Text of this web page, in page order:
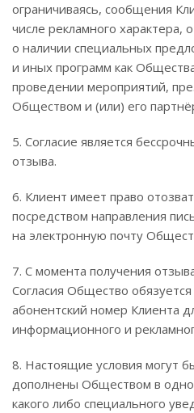
ограничиваясь, сообщения
числе рекламного
о наличии специальных
и иных программ как
проведении мероприятий,
Обществом и (или) его
5. Согласие является
отзыва.
6. Клиент имеет право
посредством направления
на электронную почту
7. С момента получения
Согласия Общество
абонентский номер Клиента
информационного и
8. Настоящие условия могут
дополнены Обществом в
какого либо специального